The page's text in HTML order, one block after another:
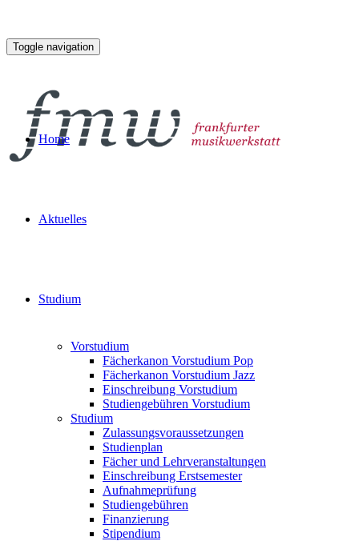
Toggle navigation
Home
Aktuelles
Studium
Vorstudium
Fächerkanon Vorstudium Pop
Fächerkanon Vorstudium Jazz
Einschreibung Vorstudium
Studiengebühren Vorstudium
Studium
Zulassungsvoraussetzungen
Studienplan
Fächer und Lehrveranstaltungen
Einschreibung Erstsemester
Aufnahmeprüfung
Studiengebühren
Finanzierung
Stipendium